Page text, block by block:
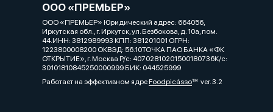
ООО «ПРЕМЬЕР»
ООО «ПРЕМЬЕР» Юридический адрес: 664056,
Иркутская обл., г. Иркутск, ул. Безбокова, д. 10а, пом.
44.ИНН: 3812989993 КПП: 381201001 ОГРН:
1223800008200 ОКВЭД: 56.10ТОЧКА ПАО БАНКА «ФК
ОТКРЫТИЕ», г. Москва Р/с: 40702810201500180736К/с:
30101810845250000999 БИК: 044525999
Работает на эффективном ядреFoodpicássover. 3.2